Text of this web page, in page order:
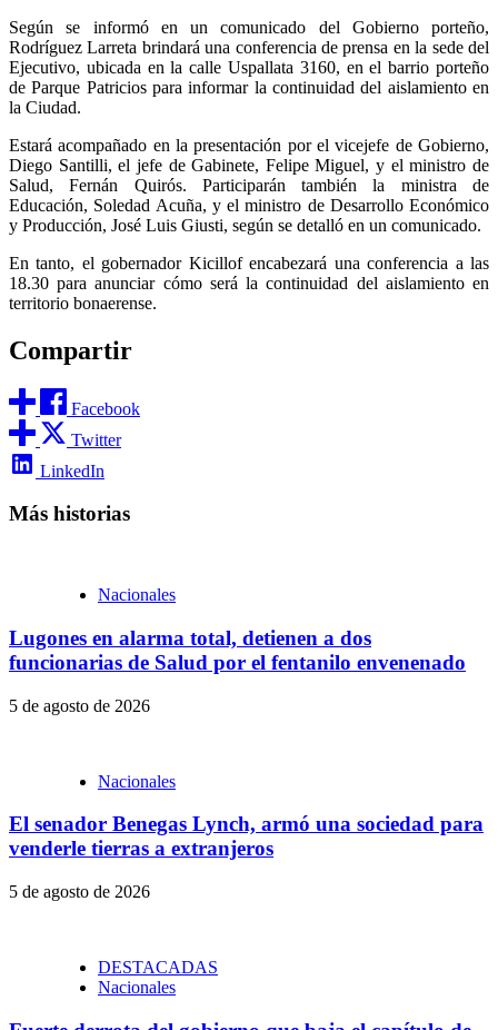
Según se informó en un comunicado del Gobierno porteño,
Rodríguez Larreta brindará una conferencia de prensa en la sede del
Ejecutivo, ubicada en la calle Uspallata 3160, en el barrio porteño
de Parque Patricios para informar la continuidad del aislamiento en
la Ciudad.
Estará acompañado en la presentación por el vicejefe de Gobierno,
Diego Santilli, el jefe de Gabinete, Felipe Miguel, y el ministro de
Salud, Fernán Quirós. Participarán también la ministra de
Educación, Soledad Acuña, y el ministro de Desarrollo Económico
y Producción, José Luis Giusti, según se detalló en un comunicado.
En tanto, el gobernador Kicillof encabezará una conferencia a las
18.30 para anunciar cómo será la continuidad del aislamiento en
territorio bonaerense.
Compartir
Facebook
Twitter
LinkedIn
Más historias
Nacionales
Lugones en alarma total, detienen a dos
funcionarias de Salud por el fentanilo envenenado
5 de agosto de 2026
Nacionales
El senador Benegas Lynch, armó una sociedad para
venderle tierras a extranjeros
5 de agosto de 2026
DESTACADAS
Nacionales